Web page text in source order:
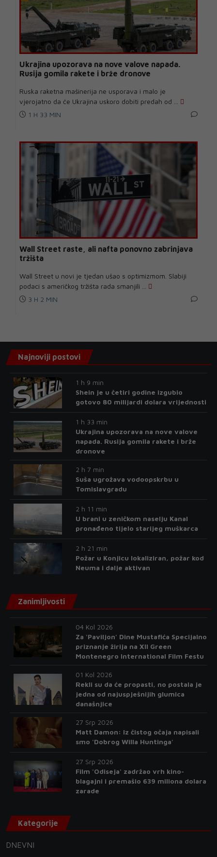
Ukrajina upozorava na nove valove napada.
Rusija gomila rakete i brže dronove
Ruska raketna mašinerija ne usporava i malo je
vjerojatno da će Ukrajina uskoro dobiti predah od ...
1 H 33 MIN
Wall Street raste, ali nafta ponovno zabrinjava
tržišta
Wall Street u novi je tjedan ušao s optimizmom. Slabiji
podaci s američkog tržišta rada smanjili ...
3 H 2 MIN
Najnoviji postovi
1 h 9 min
Shein je u četiri godine izgubio
gotovo 80 milijardi dolara vrijednosti
1 h 33 min
Ukrajina upozorava na nove valove
napada. Rusija gomila rakete i brže
dronove
2 h 7 min
Suša ugrožava vodoopskrbu u
Tomislavgradu
2 h 11 min
U brani u zeničkom naselju Kanal
pronađeno tijelo starijeg muškarca
2 h 21 min
Požar u Konjicu lokaliziran, požar kod
Neuma i dalje aktivan
Zanimljivosti
04 Kol 2026
Za 'Paviljon' Dine Mustafića Specijalno
priznanje žirija na XII Green
Montenegro International Film Festu
01 Kol 2026
Rekli su da će propasti, no postala je
jedna od najuspješnijih glumica
današnjice
27 Srp 2026
Matt Damon: Iz čistog očaja napisali
smo 'Dobrog Willa Huntinga'
27 Srp 2026
Film 'Odiseja' zadržao vrh kino-
blagajni i premašio 639 miliona dolara
zarade
Kategorije
DNEVNI